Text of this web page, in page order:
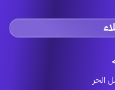
الحر